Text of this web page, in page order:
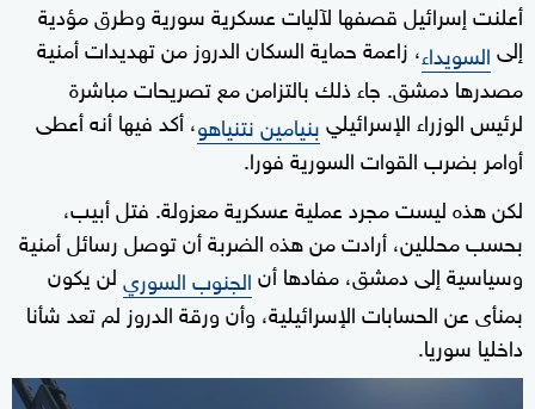
أعلنت إسرائيل قصفها لآليات عسكرية سورية وطرق مؤدية
إلىالسويداء، زاعمة حماية السكان الدروز من تهديدات أمنية
مصدرها دمشق. جاء ذلك بالتزامن مع تصريحات مباشرة
لرئيس الوزراء الإسرائيليبنيامين نتنياهو، أكد فيها أنه أعطى
أوامر بضرب القوات السورية فورا.
لكن هذه ليست مجرد عملية عسكرية معزولة. فتل أبيب،
بحسب محللين، أرادت من هذه الضربة أن توصل رسائل أمنية
وسياسية إلى دمشق، مفادها أنالجنوب السوريلن يكون
بمنأى عن الحسابات الإسرائيلية، وأن ورقة الدروز لم تعد شأنا
داخليا سوريا.
0